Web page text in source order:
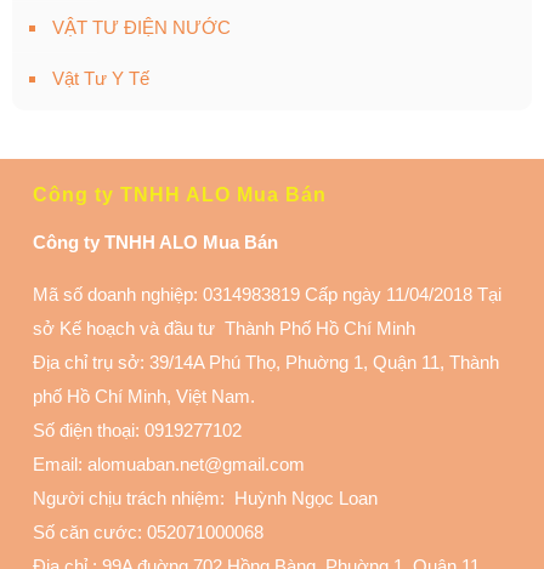
VẬT TƯ ĐIỆN NƯỚC
Vật Tư Y Tế
Công ty TNHH ALO Mua Bán
Công ty TNHH ALO Mua Bán
Mã số doanh nghiệp: 0314983819 Cấp ngày 11/04/2018 Tại
sở Kế hoạch và đầu tư Thành Phố Hồ Chí Minh
Địa chỉ trụ sở: 39/14A Phú Thọ, Phuờng 1, Quận 11, Thành
phố Hồ Chí Minh, Việt Nam.
Số điện thoại: 0919277102
Email: alomuaban.net@gmail.com
Người chịu trách nhiệm: Huỳnh Ngọc Loan
Số căn cước: 052071000068